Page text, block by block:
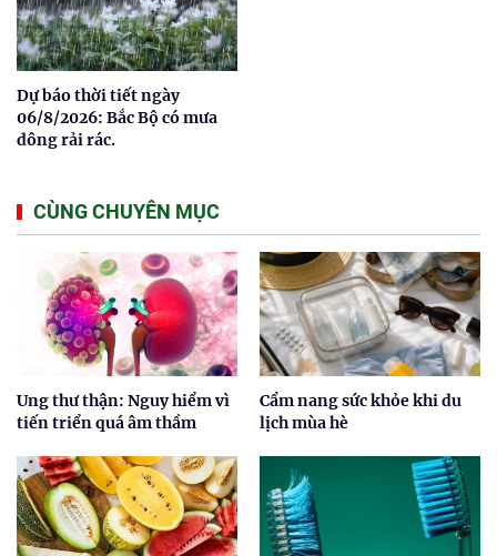
Dự báo thời tiết ngày
06/8/2026: Bắc Bộ có mưa
dông rải rác.
CÙNG CHUYÊN MỤC
Ung thư thận: Nguy hiểm vì
tiến triển quá âm thầm
Cẩm nang sức khỏe khi du
lịch mùa hè